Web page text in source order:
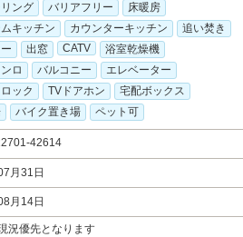
ング バリアフリー
床暖房
キッチン
カウンターキッチン
追い焚き
出窓 CATV
浴室乾燥機
ロ
バルコニー
エレベーター
ック
TVドアホン
宅配ボックス
バイク置き場 ペット可
42614
月31日
月14日
況優先となります